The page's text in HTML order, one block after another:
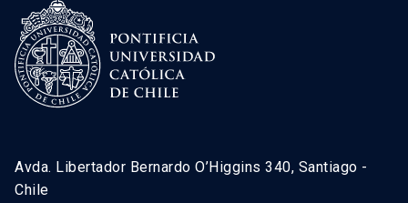
Avda. Libertador Bernardo O’Higgins 340, Santiago -
Chile